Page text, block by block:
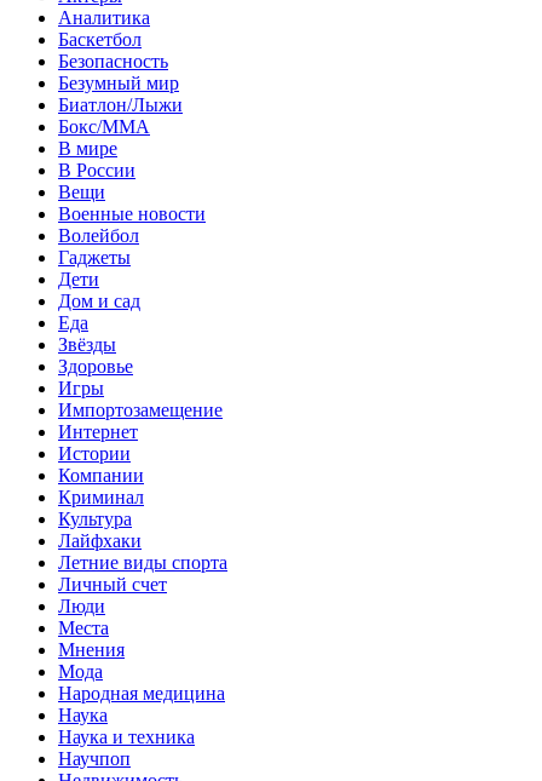
Аналитика
Баскетбол
Безопасность
Безумный мир
Биатлон/Лыжи
Бокс/MMA
В мире
В России
Вещи
Военные новости
Волейбол
Гаджеты
Дети
Дом и сад
Еда
Звёзды
Здоровье
Игры
Импортозамещение
Интернет
Истории
Компании
Криминал
Культура
Лайфхаки
Летние виды спорта
Личный счет
Люди
Места
Мнения
Мода
Народная медицина
Наука
Наука и техника
Научпоп